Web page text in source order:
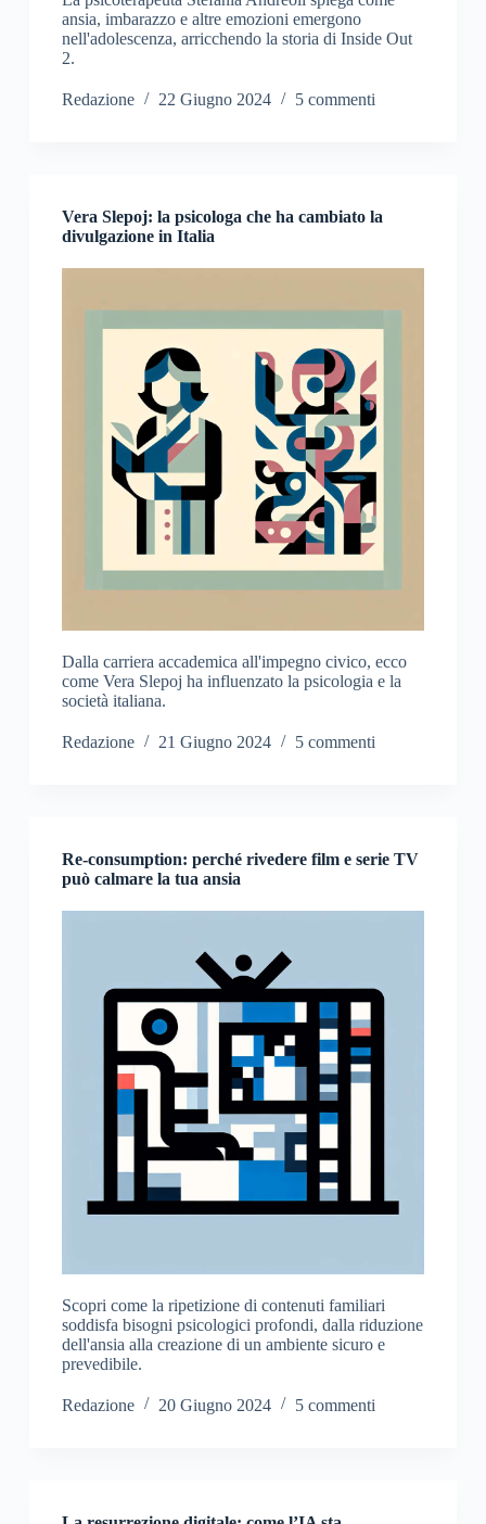
ansia, imbarazzo e altre emozioni emergono
nell'adolescenza, arricchendo la storia di Inside Out
2.
Redazione 22 Giugno 2024 5 commenti
Vera Slepoj: la psicologa che ha cambiato la
divulgazione in Italia
Dalla carriera accademica all'impegno civico, ecco
come Vera Slepoj ha influenzato la psicologia e la
società italiana.
Redazione 21 Giugno 2024 5 commenti
Re-consumption: perché rivedere film e serie TV
può calmare la tua ansia
Scopri come la ripetizione di contenuti familiari
soddisfa bisogni psicologici profondi, dalla riduzione
dell'ansia alla creazione di un ambiente sicuro e
prevedibile.
Redazione 20 Giugno 2024 5 commenti